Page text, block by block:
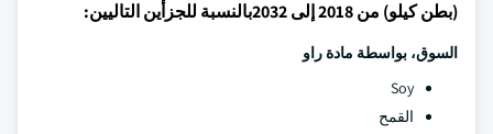
(بطن كيلو) من 2018 إلى 2032بالنسبة للجزأين التاليين:
السوق، بواسطة مادة راو
Soy
القمح